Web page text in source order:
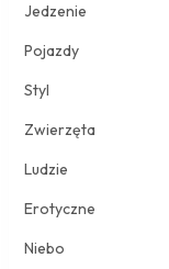
Jedzenie
Pojazdy
Styl
Zwierzęta
Ludzie
Erotyczne
Niebo